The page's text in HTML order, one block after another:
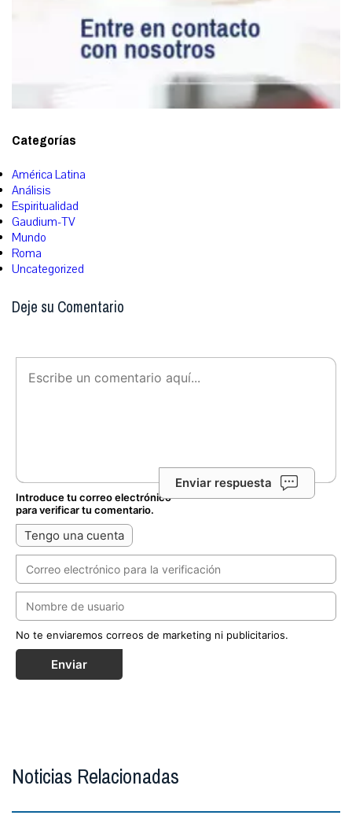
Categorías
América Latina
Análisis
Espiritualidad
Gaudium-TV
Mundo
Roma
Uncategorized
Deje su Comentario
Enviar respuesta
Introduce tu correo electrónico
para verificar tu comentario.
Tengo una cuenta
No te enviaremos correos de marketing ni publicitarios.
Enviar
Noticias Relacionadas